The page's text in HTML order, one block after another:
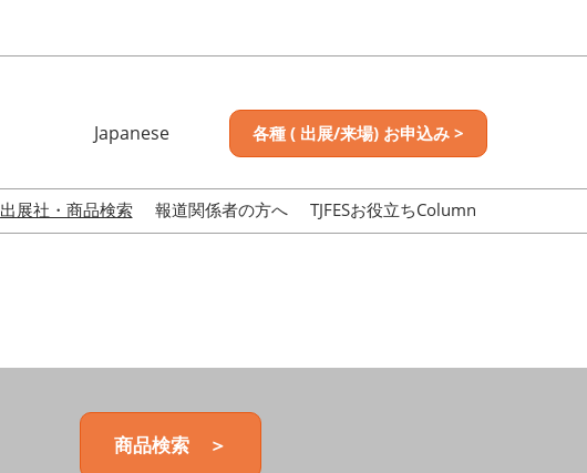
Japanese
English
各種 ( 出展/来場) お申込み >
出展社・商品検索 報道関係者の方へ TJFESお役立ちColumn
商品検索 ＞